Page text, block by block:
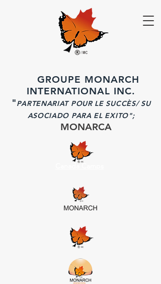
GROUPE MONARCH
INTERNATIONAL INC.
"PARTENARIAT POUR LE SUCCÈS/ SU
ASOCIADO PARA EL EXITO";
MONARCA
Canada Camps